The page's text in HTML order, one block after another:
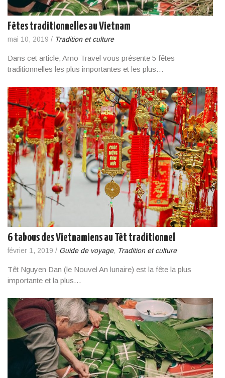
Fêtes traditionnelles au Vietnam
mai 10, 2019 / Tradition et culture
Dans cet article, Amo Travel vous présente 5 fêtes
traditionnelles les plus importantes et les plus…
6 tabous des Vietnamiens au Têt traditionnel
février 1, 2019 / Guide de voyage, Tradition et culture
Têt Nguyen Dan (le Nouvel An lunaire) est la fête la plus
importante et la plus…